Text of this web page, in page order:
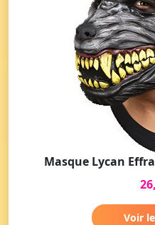
Masque Lycan
Voir